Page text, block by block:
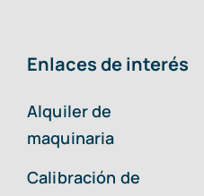
Enlaces de interés
Alquiler de
maquinaria
Calibración de